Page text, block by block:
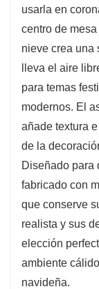
usarla en
centro de
nieve crea una
lleva el aire
para temas
modernos. El
añade textura
de la
Diseñado para
fabricado con
que conserve
realista y sus
elección
ambiente
navideña.